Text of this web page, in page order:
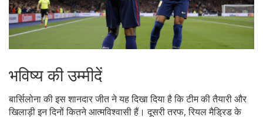
भविष्य की उम्मीदें
बार्सिलोना की इस शानदार जीत ने यह दिखा दिया है कि टीम की तैयारी और
खिलाड़ी इन दिनों कितने आत्मविश्वासी हैं। दूसरी तरफ, रियल मैड्रिड के